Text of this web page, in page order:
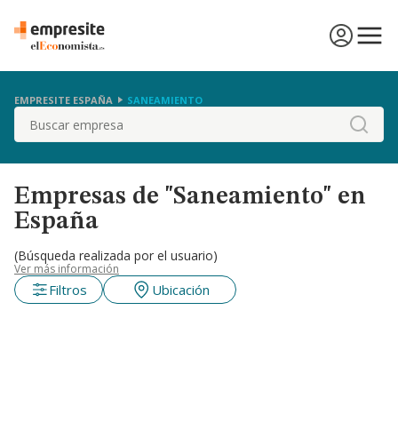
EMPRESITE ESPAÑA SANEAMIENTO
Buscar
Empresas de "Saneamiento" en
España
(Búsqueda realizada por el usuario)
Ver más información
Filtros Ubicación